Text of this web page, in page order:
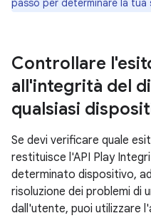
passo per determinare la
Controllare
all'integrità del
qualsiasi
Se devi verificare quale
restituisce l'API Play
determinato dispositivo,
risoluzione dei problemi di
dall'utente, puoi utilizzare